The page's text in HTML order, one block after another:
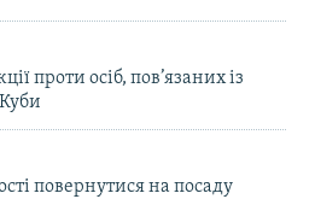
проти осіб, пов’язаних із
повернутися на посаду